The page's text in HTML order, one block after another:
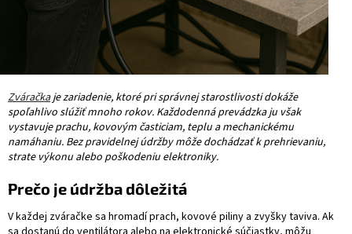
Zváračkaje zariadenie, ktoré pri správnej starostlivosti dokáže
spoľahlivo slúžiť mnoho rokov. Každodenná prevádzka ju však
vystavuje prachu, kovovým časticiam, teplu a mechanickému
namáhaniu. Bez pravidelnej údržby môže dochádzať k prehrievaniu,
strate výkonu alebo poškodeniu elektroniky.
Prečo je údržba dôležitá
V každej zváračke sa hromadí prach, kovové piliny a zvyšky taviva. Ak